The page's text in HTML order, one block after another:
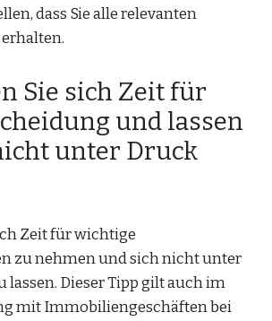
dass Sie alle relevanten
Sie sich Zeit für
und lassen
unter Druck
Zeit für wichtige
zu nehmen und sich nicht unter
lassen. Dieser Tipp gilt auch im
mit Immobiliengeschäften bei